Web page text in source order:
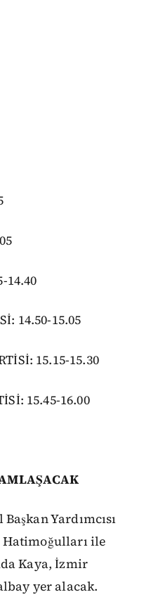
14.40
14.50-15.05
15.15-15.30
15.45-16.00
Yardımcısı
Hatimoğulları ile
Kaya, İzmir
yer alacak.